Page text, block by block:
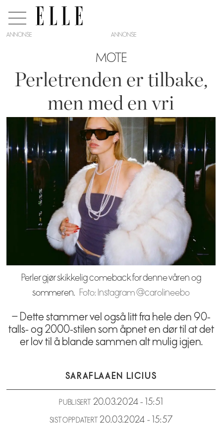
ANNONSE
MOTE
Perletrenden er tilbake,
men med en vri
Perler gjør skikkelig comeback for denne våren og
sommeren. Foto: Instagram @carolineebo
– Dette stammer vel også litt fra hele den 90-
talls- og 2000-stilen som åpnet en dør til at det
er lov til å blande sammen alt mulig igjen.
SARAFLAAEN LICIUS
PUBLISERT 20.03.2024 - 15:51
SIST OPPDATERT 20.03.2024 - 15:57